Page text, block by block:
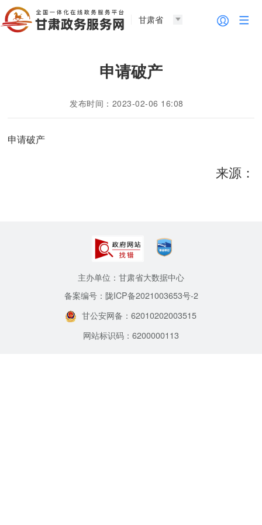
甘肃省
申请破产
发布时间：2023-02-06 16:08
申请破产
来源：
主办单位：甘肃省大数据中心
备案编号：陇ICP备2021003653号-2
甘公安网备：62010202003515
网站标识码：6200000113